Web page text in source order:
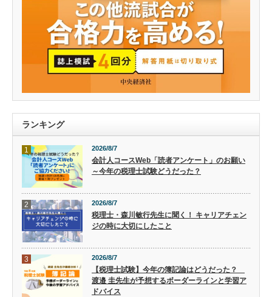
ランキング
1 2026/8/7
会計人コースWeb「読者アンケート」のお願い
～今年の税理士試験どうだった？
2 2026/8/7
税理士・森川敏行先生に聞く！ キャリアチェン
ジの時に大切にしたこと
3 2026/8/7
【税理士試験】今年の簿記論はどうだった？
渡邉 圭先生が予想するボーダーラインと学習ア
ドバイス